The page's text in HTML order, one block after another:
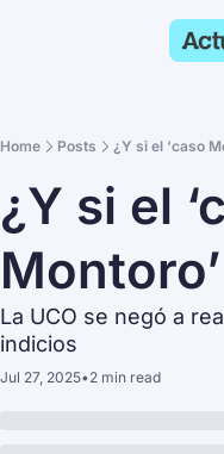
Home Posts ¿Y si el ‘caso
¿Y si el
La UCO se negó a
indicios
Jul 27, 2025•2 min read